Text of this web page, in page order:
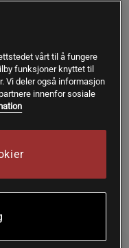
Sports Prod
kr
vårt til å fungere
funksjoner knyttet til
Vi deler også informasjon
innenfor sosiale